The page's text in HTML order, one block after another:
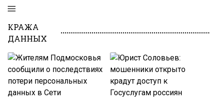
КРАЖА
ДАННЫХ